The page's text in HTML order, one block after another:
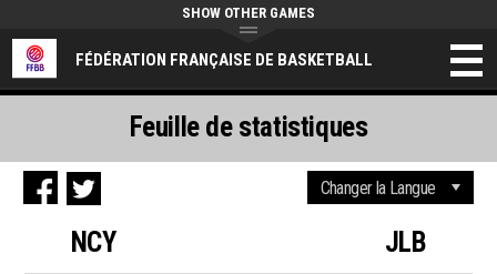
FÉDÉRATION FRANÇAISE DE BASKETBALL
SHOW OTHER GAMES
NCY JLB
Feuille de statistiques